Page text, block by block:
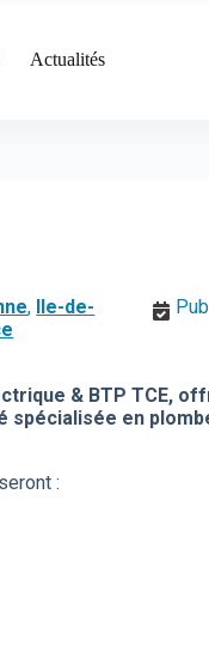
Actualités
, Ile-de-
& BTP TCE,
spécialisée en
: